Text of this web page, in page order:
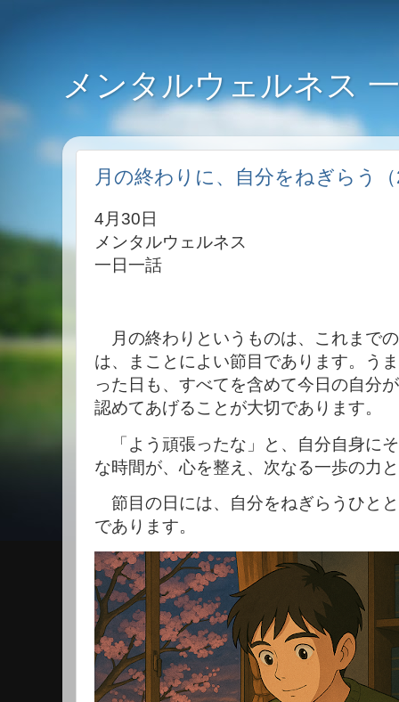
メンタルウェルネス
月の終わりに、自分をねぎらう
4月30日
メンタルウェルネス
一日一話
月の終わりというものは、これまで
は、まことによい節目であります。う
った日も、すべてを含めて今日の自分
認めてあげることが大切であります。
「よう頑張ったな」と、自分自身に
な時間が、心を整え、次なる一歩の力
節目の日には、自分をねぎらうひと
であります。